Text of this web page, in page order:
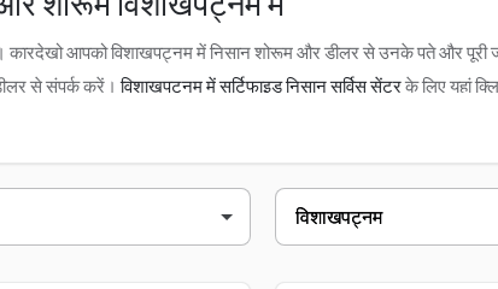
कारदेखो आपको विशाखपट्नम में निसान शोरूम और डीलर से उनके पते और
से संपर्क करें।विशाखपट्नम में सर्टिफाइड निसान सर्विस सेंटरके लिए यहां
इंडस्ट्रियल estate,birla junction, nh16, opposite passport seva
फ्लोर,, आर आर house, n एच 5, narasimhanagar, kailasapuram,